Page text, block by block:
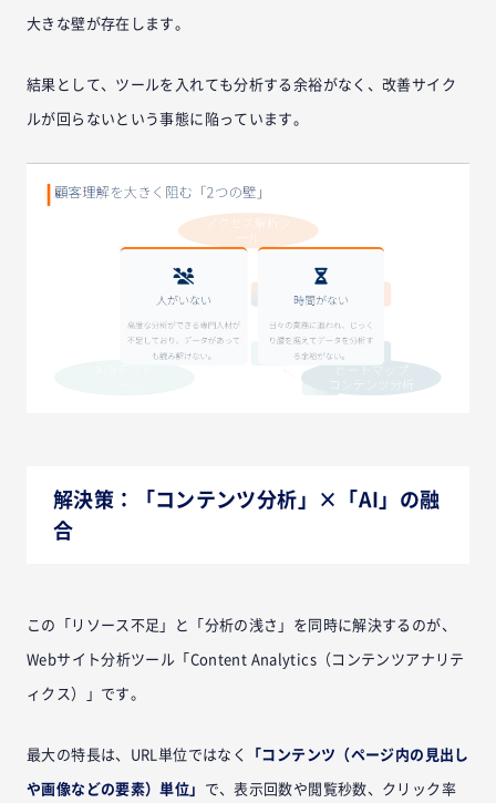
大きな壁が存在します。
結果として、ツールを入れても分析する余裕がなく、改善サイク
ルが回らないという事態に陥っています。
解決策：「コンテンツ分析」×「AI」の融
合
この「リソース不足」と「分析の浅さ」を同時に解決するのが、
Webサイト分析ツール「Content Analytics（コンテンツアナリテ
ィクス）」です。
最大の特長は、URL単位ではなく 「コンテンツ（ページ内の見出し
や画像などの要素）単位」 で、表示回数や閲覧秒数、クリック率